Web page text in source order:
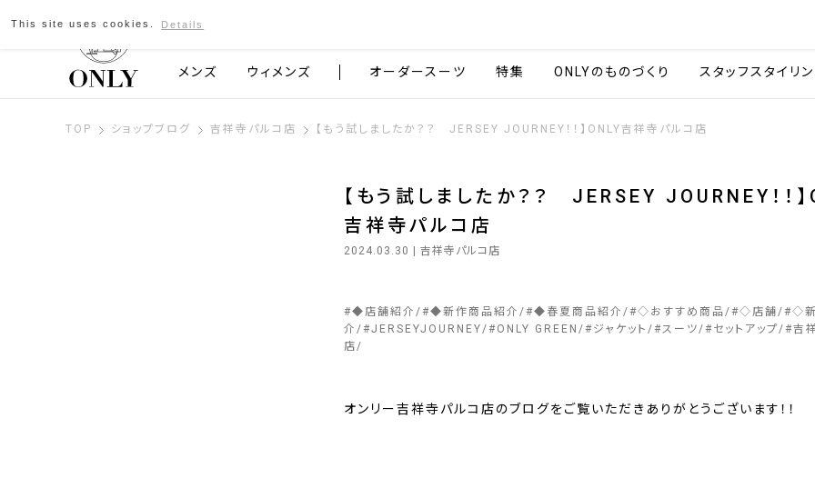
京都発のスーツブランド ONLY
メンズ ウィメンズ オーダースーツ 特集 ONLYのものづくり スタッフスタイリ
TOP ショップブログ 吉祥寺パルコ店 【もう試しましたか？？ JERSEY JOURNEY！！】ONLY吉祥寺パルコ店
【もう試しましたか？？ JERSEY JOURNEY！！
吉祥寺パルコ店
2024.03.30 | 吉祥寺パルコ店
#◆店舗紹介 #◆新作商品紹介 #◆春夏商品紹介 #◇おすすめ商品 #◇店舗 #◇
介
#JERSEYJOURNEY #ONLY GREEN #ジャケット #スーツ #セットアップ #吉
店
オンリー吉祥寺パルコ店のブログをご覧いただきありがとうございます！！
This site uses cookies. Details